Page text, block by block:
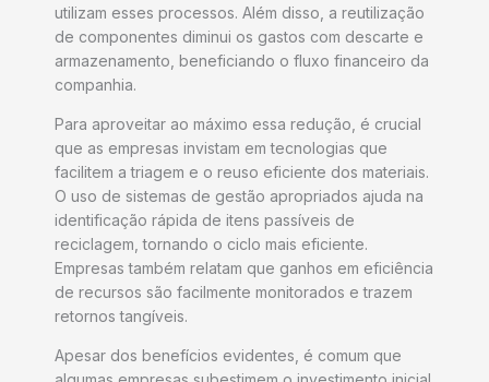
utilizam esses processos. Além disso, a reutilização
de componentes diminui os gastos com descarte e
armazenamento, beneficiando o fluxo financeiro da
companhia.
Para aproveitar ao máximo essa redução, é crucial
que as empresas invistam em tecnologias que
facilitem a triagem e o reuso eficiente dos materiais.
O uso de sistemas de gestão apropriados ajuda na
identificação rápida de itens passíveis de
reciclagem, tornando o ciclo mais eficiente.
Empresas também relatam que ganhos em eficiência
de recursos são facilmente monitorados e trazem
retornos tangíveis.
Apesar dos benefícios evidentes, é comum que